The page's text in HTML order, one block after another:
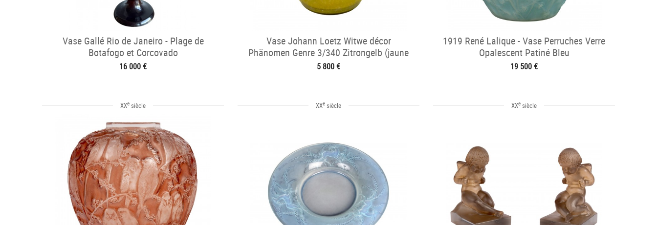
Vase Gallé Rio de Janeiro - Plage de
Botafogo et Corcovado
16 000 €
Vase Johann Loetz Witwe décor
Phänomen Genre 3/340 Zitrongelb (jaune
citron vers 1903
5 800 €
1919 René Lalique - Vase Perruches Verre
Opalescent Patiné Bleu
19 500 €
XXe siècle XXe siècle XXe siècle